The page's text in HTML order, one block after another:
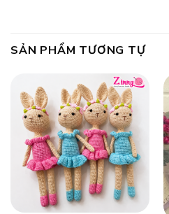
SẢN PHẨM TƯƠNG TỰ